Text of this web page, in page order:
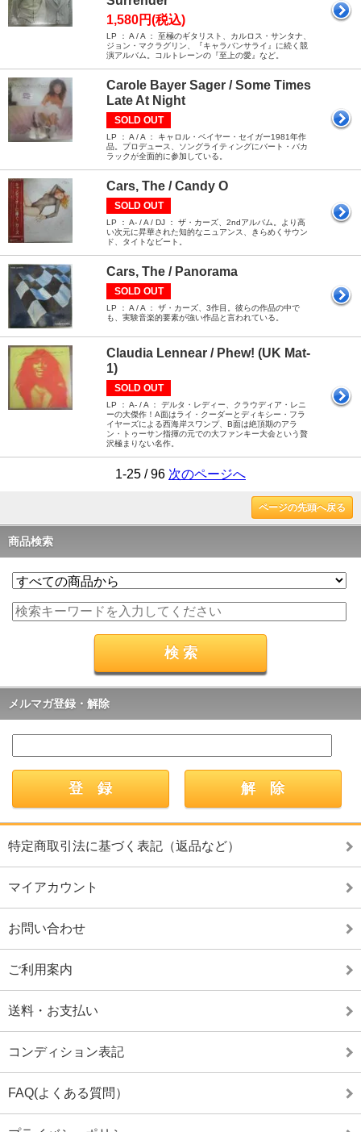
1,580円(税込)
LP ： A / A ： 至極のギタリスト、カルロス・サンタナ、
ジョン・マクラグリン、『キャラバンサライ』に続く競
演アルバム。コルトレーンの『至上の愛』など。
Carole Bayer Sager / Some Times
Late At Night
SOLD OUT
LP ： A / A ： キャロル・ベイヤー・セイガー1981年作
品。プロデュース、ソングライティングにバート・バカ
ラックが全面的に参加している。
Cars, The / Candy O
SOLD OUT
LP ： A- / A / DJ ： ザ・カーズ、2ndアルバム。より高
い次元に昇華された知的なニュアンス、きらめくサウン
ド、タイトなビート。
Cars, The / Panorama
SOLD OUT
LP ： A / A ： ザ・カーズ、3作目。彼らの作品の中で
も、実験音楽的要素が強い作品と言われている。
Claudia Lennear / Phew! (UK Mat-
1)
SOLD OUT
LP ： A- / A ： デルタ・レディー、クラウディア・レニ
ーの大傑作！A面はライ・クーダーとディキシー・フラ
イヤーズによる西海岸スワンプ、B面は絶頂期のアラ
ン・トゥーサン指揮の元での大ファンキー大会という贅
沢極まりない名作。
1-25 / 96 次のページへ
ページの先頭へ戻る
商品検索
メルマガ登録・解除
特定商取引法に基づく表記（返品など）
マイアカウント
お問い合わせ
ご利用案内
送料・お支払い
コンディション表記
FAQ(よくある質問）